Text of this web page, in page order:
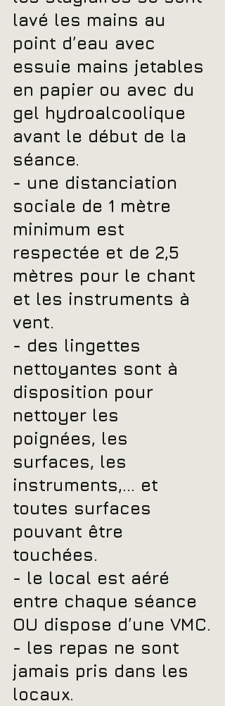
lavé les mains au
point d’eau avec
essuie mains jetables
en papier ou avec du
gel hydroalcoolique
avant le début de la
séance.
- une distanciation
sociale de 1 mètre
minimum est
respectée et de 2,5
mètres pour le chant
et les instruments à
vent.
- des lingettes
nettoyantes sont à
disposition pour
nettoyer les
poignées, les
surfaces, les
instruments,... et
toutes surfaces
pouvant être
touchées.
- le local est aéré
entre chaque séance
OU dispose d’une VMC.
- les repas ne sont
jamais pris dans les
locaux.